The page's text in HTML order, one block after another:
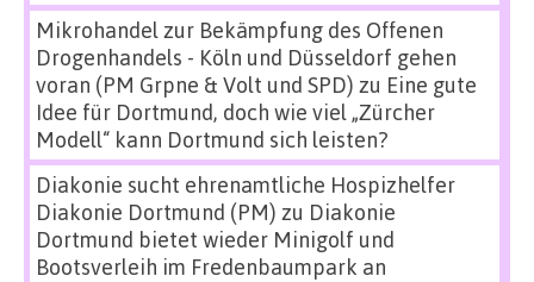
Mikrohandel zur Bekämpfung des Offenen
Drogenhandels - Köln und Düsseldorf gehen
voran (PM Grpne & Volt und SPD) zu Eine gute
Idee für Dortmund, doch wie viel „Zürcher
Modell“ kann Dortmund sich leisten?
Diakonie sucht ehrenamtliche Hospizhelfer
Diakonie Dortmund (PM) zu Diakonie
Dortmund bietet wieder Minigolf und
Bootsverleih im Fredenbaumpark an